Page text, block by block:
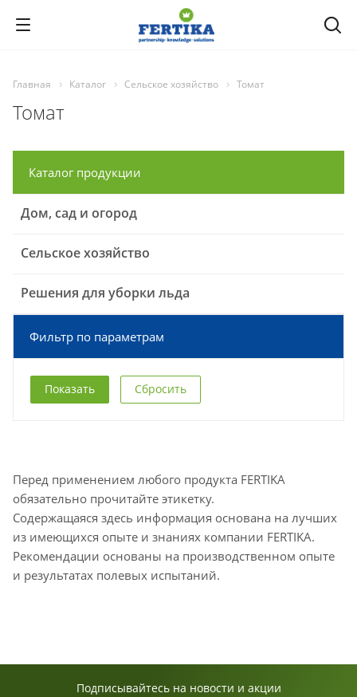
Главная Каталог Сельское хозяйство Томат
Томат
Каталог продукции
Дом, сад и огород
Сельское хозяйство
Решения для уборки льда
Фильтр по параметрам
Сбросить
Перед применением любого продукта FERTIKA
обязательно прочитайте этикетку.
Содержащаяся здесь информация основана на лучших
из имеющихся опыте и знаниях компании FERTIKA.
Рекомендации основаны на производственном опыте
и результатах полевых испытаний.
Подписывайтесь на новости и акции